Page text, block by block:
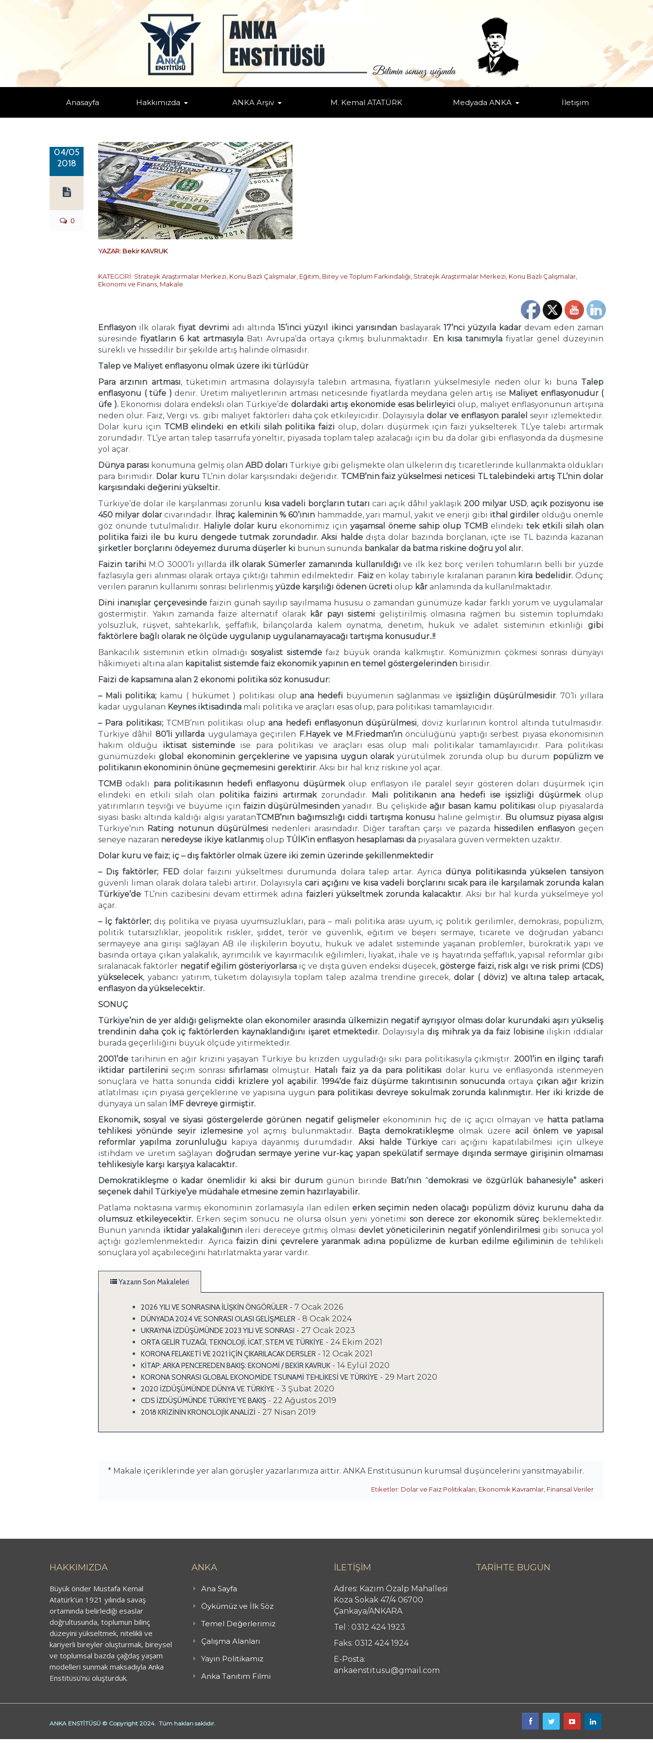
Anasayfa Hakkımızda ANKA Arşiv M. Kemal ATATÜRK Medyada ANKA İletişim
ENFLASYON, DOLAR, FAİZ ÜÇLEMİNDE TÜRKİYE
04/05
2018
0
YAZAR: Bekir KAVRUK
KATEGORİ: Stratejik Araştırmalar Merkezi Konu Bazlı Çalışmalar Eğitim, Birey ve Toplum Farkındalığı Stratejik Araştırmalar Merkezi Konu Bazlı Çalışmalar
Ekonomi ve Finans Makale
Enflasyon ilk olarakfiyat devrimi adı altında15’inci yüzyıl ikinci yarısındanbaslayarak 17’nci yüzyıla kadardevam eden zaman
süresinde fiyatların 6 kat artmasıyla Batı Avrupa’da ortaya çıkmış bulunmaktadır. En kısa tanımıyla fiyatlar genel düzeyinin
sürekli ve hissedilir bir şekilde artış halinde olmasıdır.
Talep ve Maliyet enflasyonu olmak üzere iki türlüdür
Para arzının artması, tüketimin artmasına dolayısıyla talebin artmasına, fiyatların yükselmesiyle neden olur ki buna Talep
enflasyonu ( tüfe ) denir. Üretim maliyetlerinin artması neticesinde fiyatlarda meydana gelen artış ise Maliyet enflasyonudur (
üfe ).Ekonomisi dolara endeksli olan Türkiye’de dolardaki artış ekonomide esas belirleyici olup, maliyet enflasyonunun artışına
neden olur. Faiz, Vergi vs.. gibi maliyet faktörleri daha çok etkileyicidir. Dolayısıyladolar ve enflasyon paralel seyir izlemektedir.
Dolar kuru için TCMB elindeki en etkili silah politika faizi olup, doları düşürmek için faizi yükselterek TL’ye talebi artırmak
zorundadır. TL’ye artan talep tasarrufa yöneltir, piyasada toplam talep azalacağı için bu da dolar gibi enflasyonda da düşmesine
yol açar.
Dünya parası konumuna gelmiş olanABD doları Türkiye gibi gelişmekte olan ülkelerin dış ticaretlerinde kullanmakta oldukları
para birimidir. Dolar kuru TL’nin dolar karşısındaki değeridir. TCMB’nin faiz yükselmesi neticesi TL talebindeki artış TL’nin dolar
karşısındaki değerini yükseltir.
Türkiye’de dolar ile karşılanması zorunlu kısa vadeli borçların tutarı cari açık dâhil yaklaşık200 milyar USD,açık pozisyonu ise
450 milyar dolarcivarındadır. İhraç kaleminin % 60’ının hammadde, yarı mamul, yakıt ve enerji gibi ithal girdiler olduğu önemle
göz önünde tutulmalıdır. Haliyle dolar kuru ekonomimiz için yaşamsal öneme sahip olup TCMB elindeki tek etkili silah olan
politika faizi ile bu kuru dengede tutmak zorundadır. Aksi haldedışta dolar bazında borçlanan, içte ise TL bazında kazanan
şirketler borçlarını ödeyemez duruma düşerler ki bunun sununda bankalar da batma riskine doğru yol alır.
Faizin tarihi M.Ö 3000’li yıllarda ilk olarak Sümerler zamanında kullanıldığıve ilk kez borç verilen tohumların belli bir yüzde
fazlasıyla geri alınması olarak ortaya çıktığı tahmin edilmektedir. Faizen kolay tabiriyle kiralanan paranın kira bedelidir. Ödünç
verilen paranın kullanımı sonrası belirlenmiş yüzde karşılığı ödenen ücreti olup kâr anlamında da kullanılmaktadır.
Dini inanışlar çerçevesinde faizin günah sayılıp sayılmama hususu o zamandan günümüze kadar farklı yorum ve uygulamalar
göstermiştir. Yakın zamanda faize alternatif olarak kâr payı sistemi geliştirilmiş olmasına rağmen bu sistemin toplumdaki
yolsuzluk, rüşvet, sahtekarlık, şeffaflık, bilançolarda kalem oynatma, denetim, hukuk ve adalet sisteminin etkinliği gibi
faktörlere bağlı olarak ne ölçüde uygulanıp uygulanamayacağı tartışma konusudur..!!
Bankacılık sisteminin etkin olmadığısosyalist sistemdefaiz büyük oranda kalkmıştır. Komünizmin çökmesi sonrası dünyayı
hâkimiyeti altına alan kapitalist sistemde faiz ekonomik yapının en temel göstergelerinden birisidir.
Faizi de kapsamına alan 2 ekonomi politika söz konusudur:
– Mali politika; kamu ( hükümet ) politikası olupana hedefi büyümenin sağlanması ve işsizliğin düşürülmesidir. 70’li yıllara
kadar uygulanan Keynes iktisadında mali politika ve araçları esas olup, para politikası tamamlayıcıdır.
– Para politikası;TCMB’nın politikası olupana hedefi enflasyonun düşürülmesi, döviz kurlarının kontrol altında tutulmasıdır.
Türkiye dâhil 80’li yıllarda uygulamaya geçirilen F.Hayek ve M.Friedman’ınöncülüğünü yaptığı serbest piyasa ekonomisinin
hakim olduğu iktisat sisteminde ise para politikası ve araçları esas olup mali politikalar tamamlayıcıdır. Para politikası
günümüzdekiglobal ekonominin gerçeklerine ve yapısına uygun olarakyürütülmek zorunda olup bu durum popülizm ve
politikanın ekonominin önüne geçmemesini gerektirir. Aksi bir hal kriz riskine yol açar.
TCMBodaklı para politikasının hedefi enflasyonu düşürmekolup enflasyon ile paralel seyir gösteren doları düşürmek için
elindeki en etkili silah olan politika faizini artırmak zorundadır. Mali politikanın ana hedefi ise işsizliği düşürmek olup
yatırımların teşviği ve büyüme için faizin düşürülmesindenyanadır. Bu çelişkideağır basan kamu politikasıolup piyasalarda
siyasi baskı altında kaldığı algısı yaratanTCMB’nın bağımsızlığı ciddi tartışma konusu haline gelmiştir. Bu olumsuz piyasa algısı
Türkiye’nin Rating notunun düşürülmesi nedenleri arasındadır. Diğer taraftan çarşı ve pazarda hissedilen enflasyongeçen
seneye nazaran neredeyse ikiye katlanmış olup TÜİK’in enflasyon hesaplaması da piyasalara güven vermekten uzaktır.
Dolar kuru ve faiz; iç – dış faktörler olmak üzere iki zemin üzerinde şekillenmektedir
– Dış faktörler; FEDdolar faizini yükseltmesi durumunda dolara talep artar. Ayrıcadünya politikasında yükselen tansiyon
güvenli liman olarak dolara talebi artırır. Dolayısıylacari açığını ve kısa vadeli borçlarını sıcak para ile karşılamak zorunda kalan
Türkiye’de TL’nin cazibesini devam ettirmek adına faizleri yükseltmek zorunda kalacaktır. Aksi bir hal kurda yükselmeye yol
açar.
– İç faktörler;dış politika ve piyasa uyumsuzlukları, para – mali politika arası uyum, iç politik gerilimler, demokrasi, popülizm,
politik tutarsızlıklar, jeopolitik riskler, şiddet, terör ve güvenlik, eğitim ve beşeri sermaye, ticarete ve doğrudan yabancı
sermayeye ana girişi sağlayan AB ile ilişkilerin boyutu, hukuk ve adalet sisteminde yaşanan problemler, bürokratik yapı ve
basında ortaya çıkan yalakalık, ayrımcılık ve kayırmacılık eğilimleri, liyakat, ihale ve iş hayatında şeffaflık, yapısal reformlar gibi
sıralanacak faktörler negatif eğilim gösteriyorlarsa iç ve dışta güven endeksi düşecek,gösterge faizi, risk algı ve risk primi (CDS)
yükselecek, yabancı yatırım, tüketim dolayısıyla toplam talep azalma trendine girecek,dolar ( döviz) ve altına talep artacak,
enflasyon da yükselecektir.
SONUÇ
Türkiye’nin de yer aldığı gelişmekte olan ekonomiler arasında ülkemizin negatif ayrışıyor olması dolar kurundaki aşırı yükseliş
trendinin daha çok iç faktörlerden kaynaklandığını işaret etmektedir. Dolayısıyla dış mihrak ya da faiz lobisineilişkin iddialar
burada geçerliliğini büyük ölçüde yitirmektedir.
2001’de tarihinin en ağır krizini yaşayan Türkiye bu krizden uyguladığı sıkı para politikasıyla çıkmıştır.2001’in en ilginç tarafı
iktidar partilerini seçim sonrasısıfırlaması olmuştur. Hatalı faiz ya da para politikası dolar kuru ve enflasyonda istenmeyen
sonuçlara ve hatta sonunda ciddi krizlere yol açabilir. 1994’de faiz düşürme takıntısının sonucunda ortayaçıkan ağır krizin
atlatılması için piyasa gerçeklerine ve yapısına uygun para politikası devreye sokulmak zorunda kalınmıştır. Her iki krizde de
dünyaya ün salan İMF devreye girmiştir.
Ekonomik, sosyal ve siyasi göstergelerde görünen negatif gelişmelerekonominin hiç de iç açıcı olmayan ve hatta patlama
tehlikesi yönünde seyir izlemesineyol açmış bulunmaktadır. Başta demokratikleşme olmak üzereacil önlem ve yapısal
reformlar yapılma zorunluluğu kapıya dayanmış durumdadır.Aksi halde Türkiye cari açığını kapatılabilmesi için ülkeye
istihdam ve üretim sağlayan doğrudan sermaye yerine vur-kaç yapan spekülatif sermaye dışında sermaye girişinin olmaması
tehlikesiyle karşı karşıya kalacaktır.
Demokratikleşme o kadar önemlidir ki aksi bir durum günün birinde Batı’nın “demokrasi ve özgürlük bahanesiyle” askeri
seçenek dahil Türkiye’ye müdahale etmesine zemin hazırlayabilir.
Patlama noktasına varmış ekonominin zorlamasıyla ilan edilen erken seçimin neden olacağı popülizm döviz kurunu daha da
olumsuz etkileyecektir. Erken seçim sonucu ne olursa olsun yeni yönetimi son derece zor ekonomik süreçbeklemektedir.
Bunun yanında iktidar yalakalığının ileri dereceye gitmiş olması devlet yöneticilerinin negatif yönlendirilmesigibi sonuca yol
açtığı gözlemlenmektedir. Ayrıca faizin dini çevrelere yaranmak adına popülizme de kurban edilme eğiliminin de tehlikeli
sonuçlara yol açabileceğini hatırlatmakta yarar vardır.
Yazarın Son Makaleleri
2026 YILI VE SONRASINA İLİŞKİN ÖNGÖRÜLER - 7 Ocak 2026
DÜNYADA 2024 VE SONRASI OLASI GELİŞMELER - 8 Ocak 2024
UKRAYNA İZDÜŞÜMÜNDE 2023 YILI VE SONRASI - 27 Ocak 2023
ORTA GELİR TUZAĞI, TEKNOLOJİ, İCAT, STEM VE TÜRKİYE - 24 Ekim 2021
KORONA FELAKETİ VE 2021 İÇİN ÇIKARILACAK DERSLER - 12 Ocak 2021
KİTAP: ARKA PENCEREDEN BAKIŞ: EKONOMİ / BEKİR KAVRUK - 14 Eylül 2020
KORONA SONRASI GLOBAL EKONOMİDE TSUNAMİ TEHLİKESİ VE TÜRKİYE - 29 Mart 2020
2020 İZDÜŞÜMÜNDE DÜNYA VE TÜRKİYE - 3 Şubat 2020
CDS İZDÜŞÜMÜNDE TÜRKİYE’YE BAKIŞ - 22 Ağustos 2019
2018 KRİZİNİN KRONOLOJİK ANALİZİ - 27 Nisan 2019
* Makale içeriklerinde yer alan görüşler yazarlarımıza aittir. ANKA Enstitüsünün kurumsal düşüncelerini yansıtmayabilir.
Etiketler: Dolar ve Faiz Politikaları Ekonomik Kavramlar Finansal Veriler
HAKKIMIZDA
Büyük önder Mustafa Kemal
Atatürk’ün 1921 yılında savaş
ortamında belirlediği esaslar
doğrultusunda, toplumun bilinç
düzeyini yükseltmek, nitelikli ve
kariyerli bireyler oluşturmak, bireysel
ve toplumsal bazda çağdaş yaşam
modelleri sunmak maksadıyla Anka
Enstitüsü’nü oluşturduk.
ANKA
Ana Sayfa
Öykümüz ve İlk Söz
Temel Değerlerimiz
Çalışma Alanları
Yayın Politikamız
Anka Tanıtım Filmi
İLETİŞİM
Adres: Kazım Özalp Mahallesi
Koza Sokak 47/4 06700
Çankaya/ANKARA
Tel : 0312 424 1923
Faks: 0312 424 1924
E-Posta:
ankaenstitusu@gmail.com
TARİHTE BUGÜN
ANKA ENSTİTÜSÜ © Copyright 2024. Tüm hakları saklıdır.